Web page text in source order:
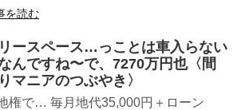
を読む
ースペース…っことは車入らない
んですね〜で、7270万円也〈間
マニアのつぶやき〉
権で… 毎月地代35,000円＋ローン